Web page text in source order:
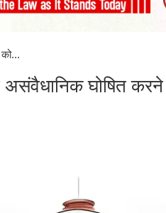
असंवैधानिक घोषित करने